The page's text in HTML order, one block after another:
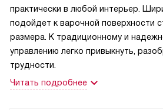
практически в любой интерьер.
подойдет к варочной поверхности
размера. К традиционному и
управлению легко привыкнуть,
трудности.
Читать подробнее